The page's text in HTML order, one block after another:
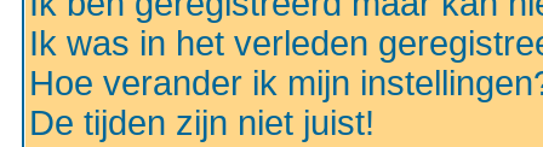
Ik was in het verleden
Hoe verander ik mijn
De tijden zijn niet juist!